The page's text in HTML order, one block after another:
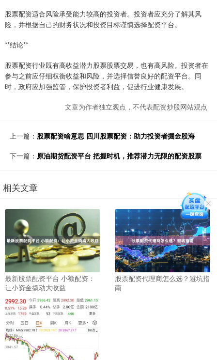
股票配资适合风险承受能力较高的投资者。投资者应充分了解其风
险，并根据自己的财务状况和投资目标谨慎选择配资平台。
**结论**
股票配资行业既有高收益潜力股票股票交易，也有高风险。投资者在
参与之前应仔细权衡收益和风险，并选择信誉良好的配资平台。同
时，政府应加强监管，保护投资者利益，促进行业健康发展。
文章为作者独立观点，不代表配资炒股网站观点
上一篇： 股票配资啥意思 四川股票配资：助力投资者掘金股海
下一篇： 原油期货配资平台 把握时机，推荐潜力无限的配资股票
相关文章
最新股票配资平台 小额配资：
让小资金撬动大收益
股票配资代理商怎么选？避坑指
南